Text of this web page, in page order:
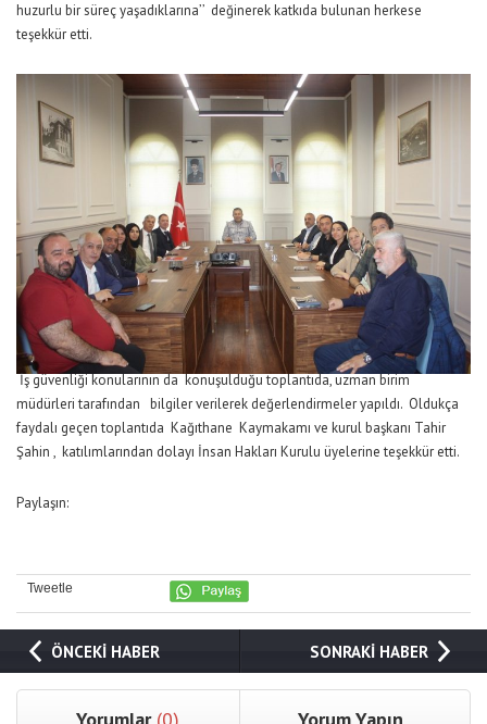
huzurlu bir süreç yaşadıklarına’’ değinerek katkıda bulunan herkese
teşekkür etti.
İş güvenliği konularının da konuşulduğu toplantıda, uzman birim
müdürleri tarafından bilgiler verilerek değerlendirmeler yapıldı. Oldukça
faydalı geçen toplantıda Kağıthane Kaymakamı ve kurul başkanı Tahir
Şahin , katılımlarından dolayı İnsan Hakları Kurulu üyelerine teşekkür etti.
Paylaşın:
Tweetle
ÖNCEKİ HABER SONRAKİ HABER